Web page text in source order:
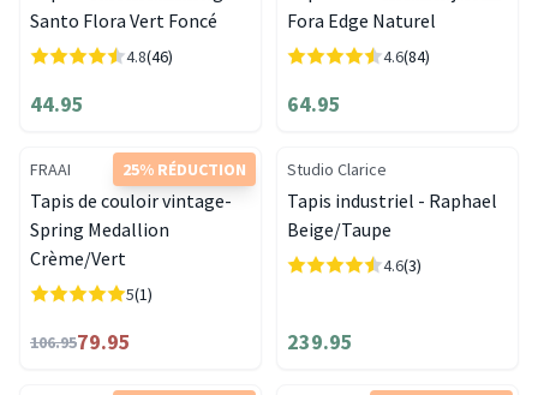
Santo Flora Vert Foncé
4.8(46)
44.95
Fora Edge Naturel
4.6(84)
64.95
25% RÉDUCTION
FRAAI
Tapis de couloir vintage-
Spring Medallion
Crème/Vert
5(1)
106.9579.95
Studio Clarice
Tapis industriel - Raphael
Beige/Taupe
4.6(3)
239.95